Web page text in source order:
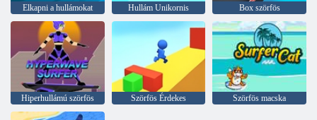
Elkapni a hullámokat Hullám Unikornis Box szörfös
Hiperhullámú szörfös Szörfös Érdekes Szörfös macska